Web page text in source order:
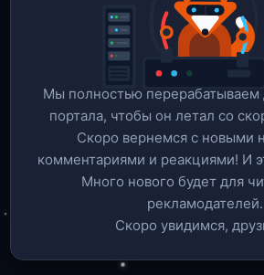
Мы полностью перерабатываем
портала, чтобы он летал со
Скоро вернемся c новыми
комментариями и реакциями! И
Много нового будет для
рекламодателей.
Скоро увидимся,